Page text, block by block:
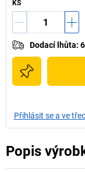
KS
Dodací lhůta:
Přihlásit se a ve
Popis